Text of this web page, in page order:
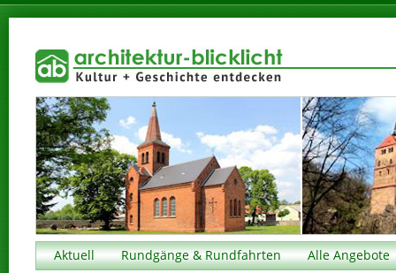
Aktuell Rundgänge & Rundfahrten
Alle Angebote